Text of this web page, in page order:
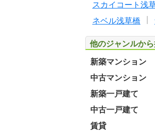
スカイコート浅
ネベル浅草橋
他のジャンルか
新築マンション
中古マンション
新築一戸建て
中古一戸建て
賃貸